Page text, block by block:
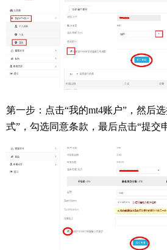
第一步：点击“我的mt4账户”，然后
式”，勾选同意条款，最后点击“提交